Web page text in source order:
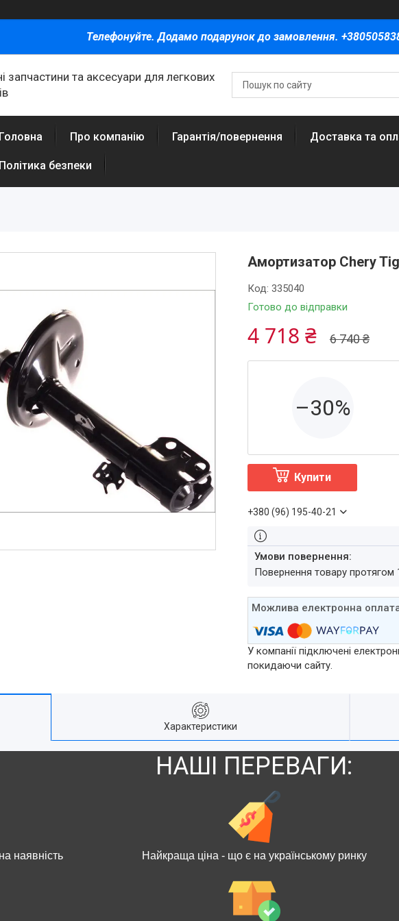
Телефонуйте. Додамо подарунок до замовлення.
запчастини та аксесуари для легкових
Головна Про компанію Гарантія/повернення Доставка та
Політика безпеки
Амортизатор Chery
Готово до відправки
Код: 335040
6 740 ₴
4 718 ₴
–30%
Купити
+380 (96) 195-40-21
повернення товару протягом
У компанії підключені
покидаючи сайту.
Характеристики
НАШІ ПЕРЕВАГИ:
наявність Найкраща ціна - що є на українському ринку